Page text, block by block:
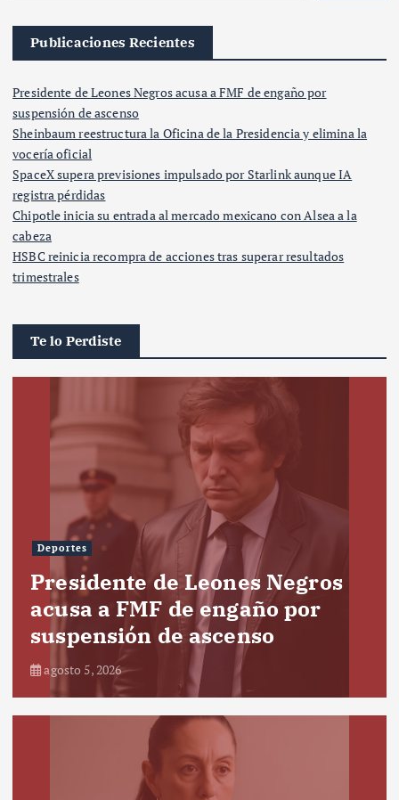
Publicaciones Recientes
Presidente de Leones Negros acusa a FMF de engaño por
suspensión de ascenso
Sheinbaum reestructura la Oficina de la Presidencia y elimina la
vocería oficial
SpaceX supera previsiones impulsado por Starlink aunque IA
registra pérdidas
Chipotle inicia su entrada al mercado mexicano con Alsea a la
cabeza
HSBC reinicia recompra de acciones tras superar resultados
trimestrales
Te lo Perdiste
Deportes
Presidente de Leones Negros
acusa a FMF de engaño por
suspensión de ascenso
agosto 5, 2026